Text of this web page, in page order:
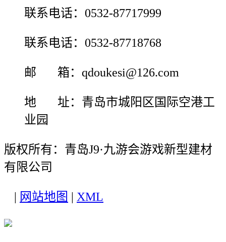
联系电话：0532-87717999
联系电话：0532-87718768
邮 箱：qdoukesi@126.com
地 址：青岛市城阳区国际空港工
业园
版权所有：青岛J9·九游会游戏新型建材
有限公司
网站地图 XML